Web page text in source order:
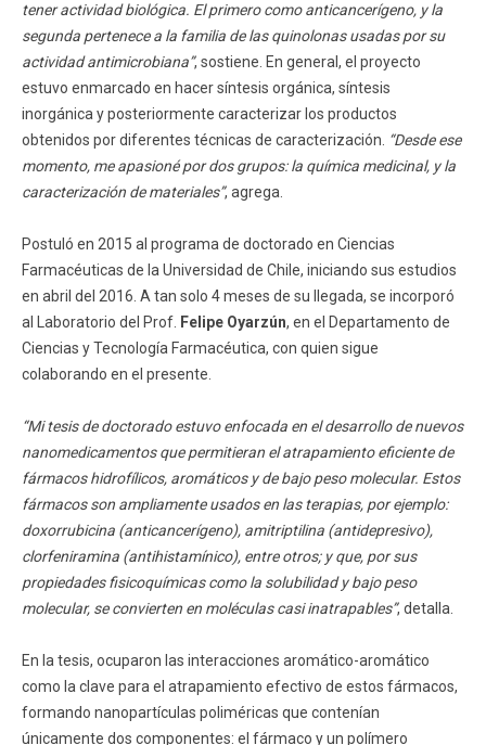
tener actividad biológica. El primero como anticancerígeno, y la
segunda pertenece a la familia de las quinolonas usadas por su
actividad antimicrobiana”, sostiene. En general, el proyecto
estuvo enmarcado en hacer síntesis orgánica, síntesis
inorgánica y posteriormente caracterizar los productos
obtenidos por diferentes técnicas de caracterización. “Desde ese
momento, me apasioné por dos grupos: la química medicinal, y la
caracterización de materiales”, agrega.
Postuló en 2015 al programa de doctorado en Ciencias
Farmacéuticas de la Universidad de Chile, iniciando sus estudios
en abril del 2016. A tan solo 4 meses de su llegada, se incorporó
al Laboratorio del Prof. Felipe Oyarzún, en el Departamento de
Ciencias y Tecnología Farmacéutica, con quien sigue
colaborando en el presente.
“Mi tesis de doctorado estuvo enfocada en el desarrollo de nuevos
nanomedicamentos que permitieran el atrapamiento eficiente de
fármacos hidrofílicos, aromáticos y de bajo peso molecular. Estos
fármacos son ampliamente usados en las terapias, por ejemplo:
doxorrubicina (anticancerígeno), amitriptilina (antidepresivo),
clorfeniramina (antihistamínico), entre otros; y que, por sus
propiedades fisicoquímicas como la solubilidad y bajo peso
molecular, se convierten en moléculas casi inatrapables”, detalla.
En la tesis, ocuparon las interacciones aromático-aromático
como la clave para el atrapamiento efectivo de estos fármacos,
formando nanopartículas poliméricas que contenían
únicamente dos componentes: el fármaco y un polímero